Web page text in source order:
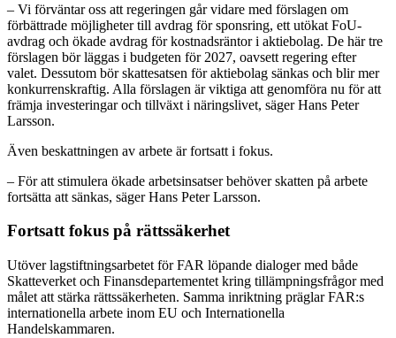
– Vi förväntar oss att regeringen går vidare med förslagen om
förbättrade möjligheter till avdrag för sponsring, ett utökat FoU-
avdrag och ökade avdrag för kostnadsräntor i aktiebolag. De här tre
förslagen bör läggas i budgeten för 2027, oavsett regering efter
valet. Dessutom bör skattesatsen för aktiebolag sänkas och blir mer
konkurrenskraftig. Alla förslagen är viktiga att genomföra nu för att
främja investeringar och tillväxt i näringslivet, säger Hans Peter
Larsson.
Även beskattningen av arbete är fortsatt i fokus.
– För att stimulera ökade arbetsinsatser behöver skatten på arbete
fortsätta att sänkas, säger Hans Peter Larsson.
Fortsatt fokus på rättssäkerhet
Utöver lagstiftningsarbetet för FAR löpande dialoger med både
Skatteverket och Finansdepartementet kring tillämpningsfrågor med
målet att stärka rättssäkerheten. Samma inriktning präglar FAR:s
internationella arbete inom EU och Internationella
Handelskammaren.